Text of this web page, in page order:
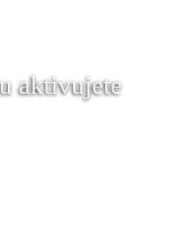
aktivujete